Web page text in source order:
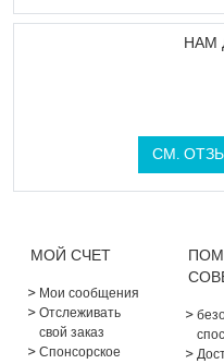
НАМ
СМ.
МОЙ СЧЕТ
Мои сообщения
Отслеживать
свой заказ
Спонсорское